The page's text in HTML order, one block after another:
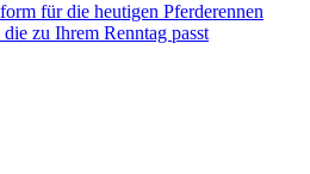
für die heutigen Pferderennen
zu Ihrem Renntag passt